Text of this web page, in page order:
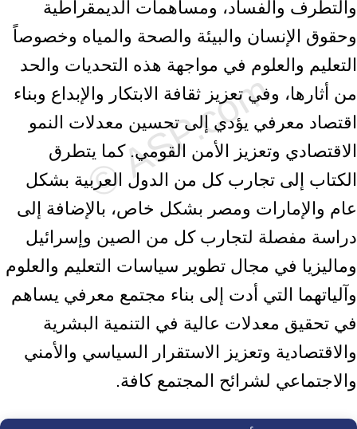
والتطرف والفساد، ومساهمات الديمقراطية
وحقوق الإنسان والبيئة والصحة والمياه وخصوصاً
التعليم والعلوم في مواجهة هذه التحديات والحد
من أثارها، وفي تعزيز ثقافة الابتكار والإبداع وبناء
اقتصاد معرفي يؤدي إلى تحسين معدلات النمو
الاقتصادي وتعزيز الأمن القومي. كما يتطرق
الكتاب إلى تجارب كل من الدول العربية بشكل
عام والإمارات ومصر بشكل خاص، بالإضافة إلى
دراسة مفصلة لتجارب كل من الصين وإسرائيل
وماليزيا في مجال تطوير سياسات التعليم والعلوم
وآلياتهما التي أدت إلى بناء مجتمع معرفي يساهم
في تحقيق معدلات عالية في التنمية البشرية
والاقتصادية وتعزيز الاستقرار السياسي والأمني
والاجتماعي لشرائح المجتمع كافة.